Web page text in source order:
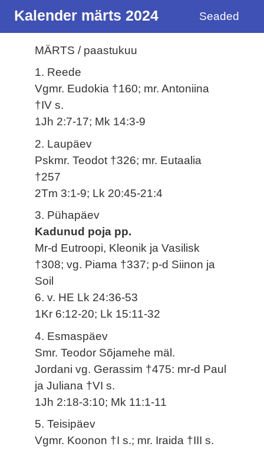
Kalender märts 2024 Seaded
MÄRTS / paastukuu
1. Reede
Vgmr. Eudokia †160; mr. Antoniina
†IV s.
1Jh 2:7-17; Mk 14:3-9
2. Laupäev
Pskmr. Teodot †326; mr. Eutaalia
†257
2Tm 3:1-9; Lk 20:45-21:4
3. Pühapäev
Kadunud poja pp.
Mr-d Eutroopi, Kleonik ja Vasilisk
†308; vg. Piama †337; p-d Siinon ja
Soil
6. v. HE Lk 24:36-53
1Kr 6:12-20; Lk 15:11-32
4. Esmaspäev
Smr. Teodor Sõjamehe mäl.
Jordani vg. Gerassim †475: mr-d Paul
ja Juliana †VI s.
1Jh 2:18-3:10; Mk 11:1-11
5. Teisipäev
Vgmr. Koonon †I s.; mr. Iraida †III s.